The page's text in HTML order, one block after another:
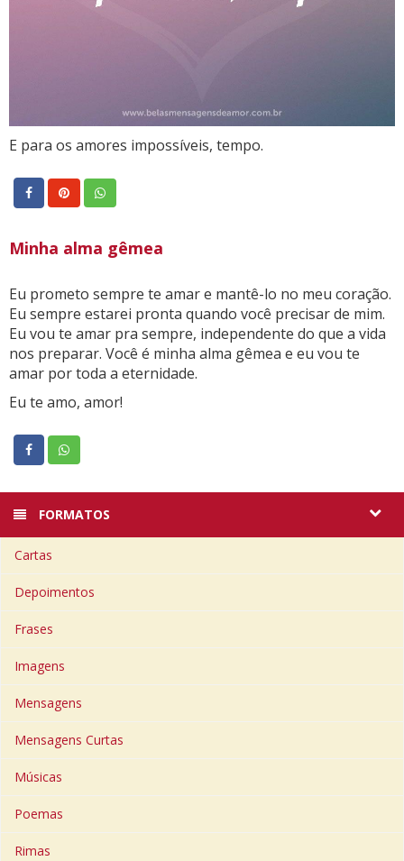
E para os amores impossíveis, tempo.
Minha alma gêmea
Eu prometo sempre te amar e mantê-lo no meu coração.
Eu sempre estarei pronta quando você precisar de mim.
Eu vou te amar pra sempre, independente do que a vida
nos preparar. Você é minha alma gêmea e eu vou te
amar por toda a eternidade.
Eu te amo, amor!
FORMATOS
Cartas
Depoimentos
Frases
Imagens
Mensagens
Mensagens Curtas
Músicas
Poemas
Rimas